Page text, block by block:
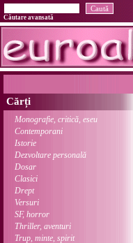
Căutare avansată
Cărți
Monografie, critică, eseu
Contemporani
Istorie
Dezvoltare personală
Dosar
Clasici
Drept
Versuri
SF, horror
Thriller, aventuri
Trup, minte, spirit